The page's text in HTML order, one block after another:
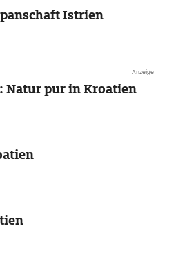
Istrien
Anzeige
Natur pur in Kroatien